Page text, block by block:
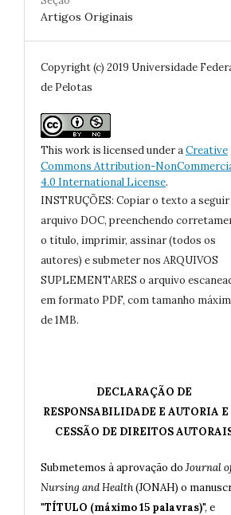
Artigos Originais
Copyright (c) 2019 Universidade
de Pelotas
This work is licensed under aCreative
Commons Attribution-
4.0 International License.
INSTRUÇÕES: Copiar o texto a
arquivo DOC, preenchendo
o título, imprimir, assinar (todos os
autores) e submeter nos ARQUIVOS
SUPLEMENTARES o arquivo
em formato PDF, com tamanho
de 1MB.
DECLARAÇÃO DE
RESPONSABILIDADE E AUTORIA E
CESSÃO DE DIREITOS
Submetemos à aprovação do Journal
Nursing and Health(JONAH) o
"TÍTULO (máximo 15 palavras)", e